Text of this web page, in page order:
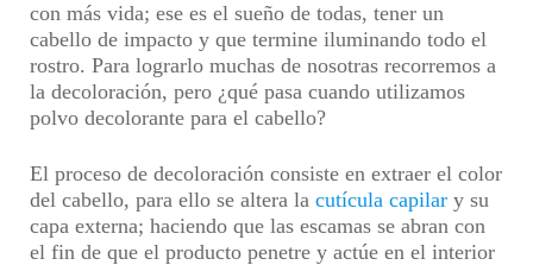
con más vida; ese es el sueño de todas, tener un
cabello de impacto y que termine iluminando todo el
rostro. Para lograrlo muchas de nosotras recorremos a
la decoloración, pero ¿qué pasa cuando utilizamos
polvo decolorante para el cabello?
El proceso de decoloración consiste en extraer el color
del cabello, para ello se altera la cutícula capilar y su
capa externa; haciendo que las escamas se abran con
el fin de que el producto penetre y actúe en el interior